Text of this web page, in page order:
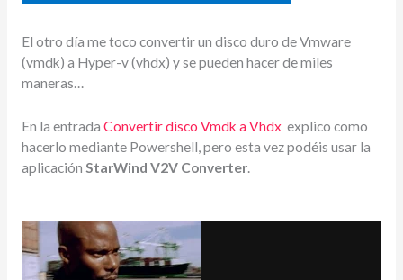
El otro día me toco convertir un disco duro de Vmware
(vmdk) a Hyper-v (vhdx) y se pueden hacer de miles
maneras…
En la entrada Convertir disco Vmdk a Vhdx explico como
hacerlo mediante Powershell, pero esta vez podéis usar la
aplicación StarWind V2V Converter.